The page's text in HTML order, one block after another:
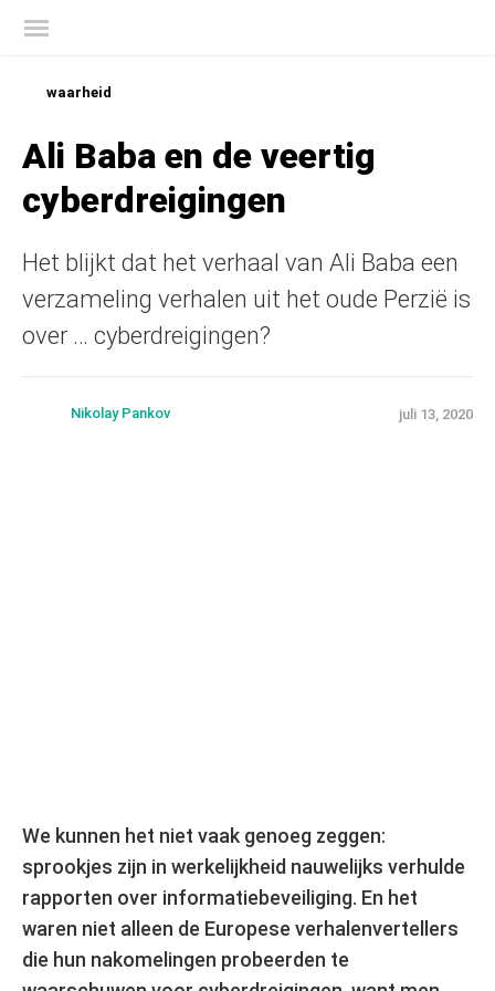
waarheid
Ali Baba en de veertig
cyberdreigingen
Het blijkt dat het verhaal van Ali Baba een
verzameling verhalen uit het oude Perzië is
over … cyberdreigingen?
Nikolay Pankov juli 13, 2020
We kunnen het niet vaak genoeg zeggen:
sprookjes zijn in werkelijkheid nauwelijks verhulde
rapporten over informatiebeveiliging. En het
waren niet alleen de Europese verhalenvertellers
die hun nakomelingen probeerden te